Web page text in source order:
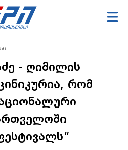
- ღიმილის
რომ